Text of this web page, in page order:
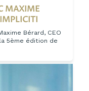
MAXIME
Bérard, CEO
5ème édition de